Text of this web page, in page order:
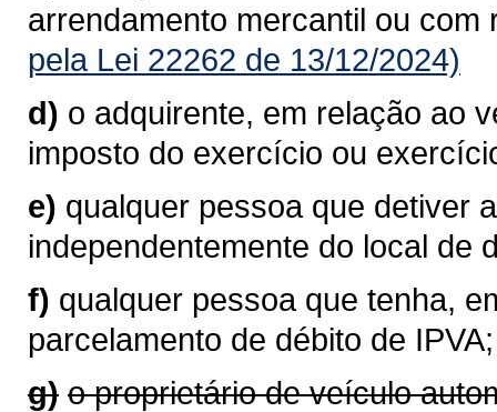
arrendamento mercantil ou com
pela Lei 22262 de 13/12/2024)
d) o adquirente, em relação ao
imposto do exercício ou
e) qualquer pessoa que detiver
independentemente do local de
f) qualquer pessoa que tenha,
parcelamento de débito de IPVA;
g) o proprietário de veículo